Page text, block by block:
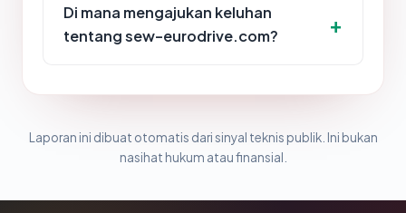
Di mana mengajukan keluhan
tentang sew-eurodrive.com?
Laporan ini dibuat otomatis dari sinyal teknis publik. Ini bukan
nasihat hukum atau finansial.